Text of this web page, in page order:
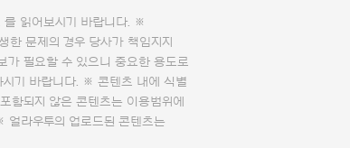
를 읽어보시기 바랍니다. ※
한 문제의 경우 당사가 책임지지
가 필요할 수 있으니 중요한 용도로
시기 바랍니다. ※ 콘텐츠 내에 식별
함되지 않은 콘텐츠는 이용범위에
얼라우투의 업로드된 콘텐츠는